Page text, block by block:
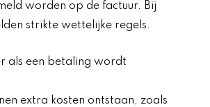
worden op de factuur. Bij
strikte wettelijke regels.
als een betaling wordt
extra kosten ontstaan, zoals